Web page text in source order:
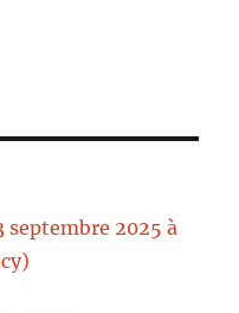
septembre 2025 à